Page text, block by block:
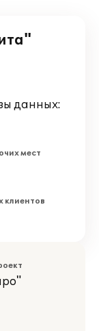
данных:
мест
клиентов